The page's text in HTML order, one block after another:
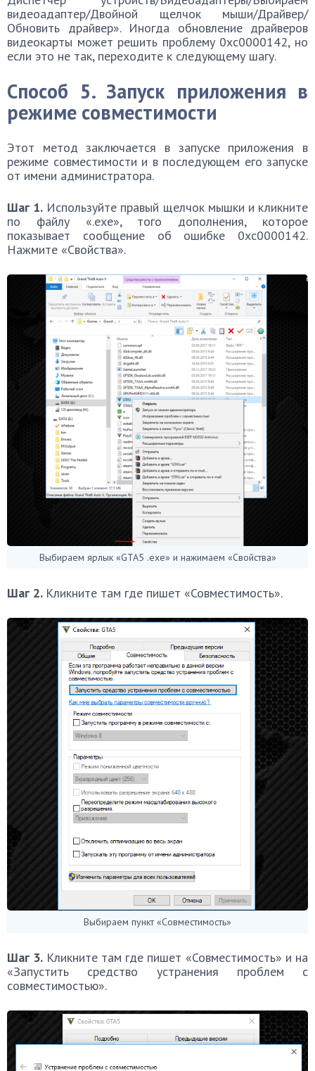
видеоадаптер/Двойной щелчок мыши/Драйвер/
Обновить драйвер». Иногда обновление драйверов
видеокарты может решить проблему 0xc0000142, но
если это не так, переходите к следующему шагу.
Способ 5. Запуск приложения в
режиме совместимости
Этот метод заключается в запуске приложения в
режиме совместимости и в последующем его запуске
от имени администратора.
Шаг 1. Используйте правый щелчок мышки и кликните
по файлу «.exe», того дополнения, которое
показывает сообщение об ошибке 0xc0000142.
Нажмите «Свойства».
Выбираем ярлык «GTA5 .exe» и нажимаем «Свойства»
Шаг 2. Кликните там где пишет «Совместимость».
Выбираем пункт «Совместимость»
Шаг 3. Кликните там где пишет «Совместимость» и на
«Запустить средство устранения проблем с
совместимостью».